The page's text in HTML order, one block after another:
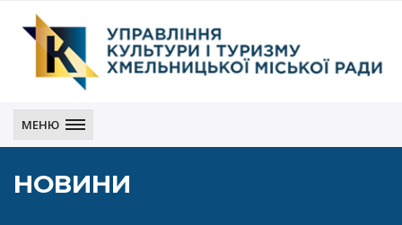
культури
і
Хмельницької
МЕНЮ
НОВИНИ